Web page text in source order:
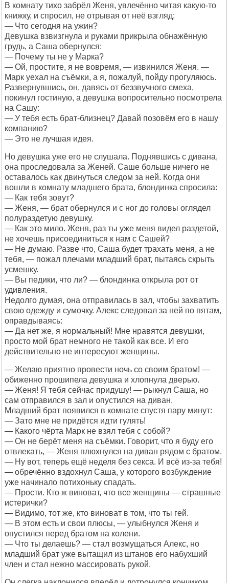
В комнату тихо забрёл Женя, увлечённо читая какую-то
книжку, и спросил, не отрывая от неё взгляд:
— Что сегодня на ужин?
Девушка взвизгнула и руками прикрыла обнажённую
грудь, а Саша обернулся:
— Почему ты не у Марка?
— Ой, простите, я не вовремя, — извинился Женя. —
Марк уехал на съёмки, а я, пожалуй, пойду прогуляюсь.
Развернувшись, он, давясь от беззвучного смеха,
покинул гостиную, а девушка вопросительно посмотрела
на Сашу:
— У тебя есть брат-близнец? Давай позовём его в нашу
компанию?
— Это не лучшая идея.
Но девушка уже его не слушала. Поднявшись с дивана,
она проследовала за Женей. Саше больше ничего не
оставалось как двинуться следом за ней. Когда они
вошли в комнату младшего брата, блондинка спросила:
— Как тебя зовут?
— Женя, — брат обернулся и с ног до головы оглядел
полураздетую девушку.
— Как это мило. Женя, раз ты уже меня видел раздетой,
не хочешь присоединиться к нам с Сашей?
— Не думаю. Разве что, Саша будет трахать меня, а не
тебя, — пожал плечами младший брат, пытаясь скрыть
усмешку.
— Вы педики, что ли? — блондинка открыла рот от
удивления.
Недолго думая, она отправилась в зал, чтобы захватить
свою одежду и сумочку. Алекс следовал за ней по пятам,
оправдываясь:
— Да нет же, я нормальный! Мне нравятся девушки,
просто мой брат немного не такой как все. И его
действительно не интересуют женщины.
— Желаю приятно провести ночь со своим братом! —
обиженно прошипела девушка и хлопнула дверью.
— Женя! Я тебя сейчас придушу! — рыкнул Саша, но
сам отправился в зал и опустился на диван.
Младший брат появился в комнате спустя пару минут:
— Зато мне не придётся идти гулять!
— Какого чёрта Марк не взял тебя с собой?
— Он не берёт меня на съёмки. Говорит, что я буду его
отвлекать, — Женя плюхнулся на диван рядом с братом.
— Ну вот, теперь ещё неделя без секса. И всё из-за тебя!
— обречённо вздохнул Саша, у которого возбуждение
уже начинало потихоньку спадать.
— Прости. Кто ж виноват, что все женщины — страшные
истерички?
— Видимо, тот же, кто виноват в том, что ты гей.
— В этом есть и свои плюсы, — улыбнулся Женя и
опустился перед братом на колени.
— Что ты делаешь? — стал возмущаться Алекс, но
младший брат уже вытащил из штанов его набухший
член и стал нежно массировать рукой.